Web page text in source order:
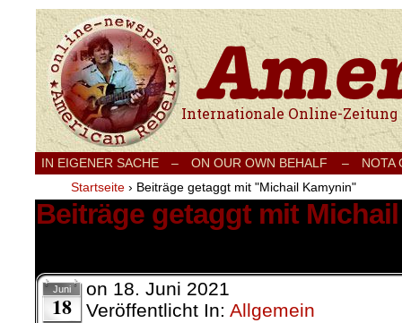
Internationale Onlinezeitung für Frieden,
IN EIGENER SACHE – ON OUR OWN BEHALF –
NOTA
Startseite › Beiträge getaggt mit "Michail Kamynin"
Beiträge getaggt mit
Juni
18
on 18. Juni 2021
Veröffentlicht In: Allgemein